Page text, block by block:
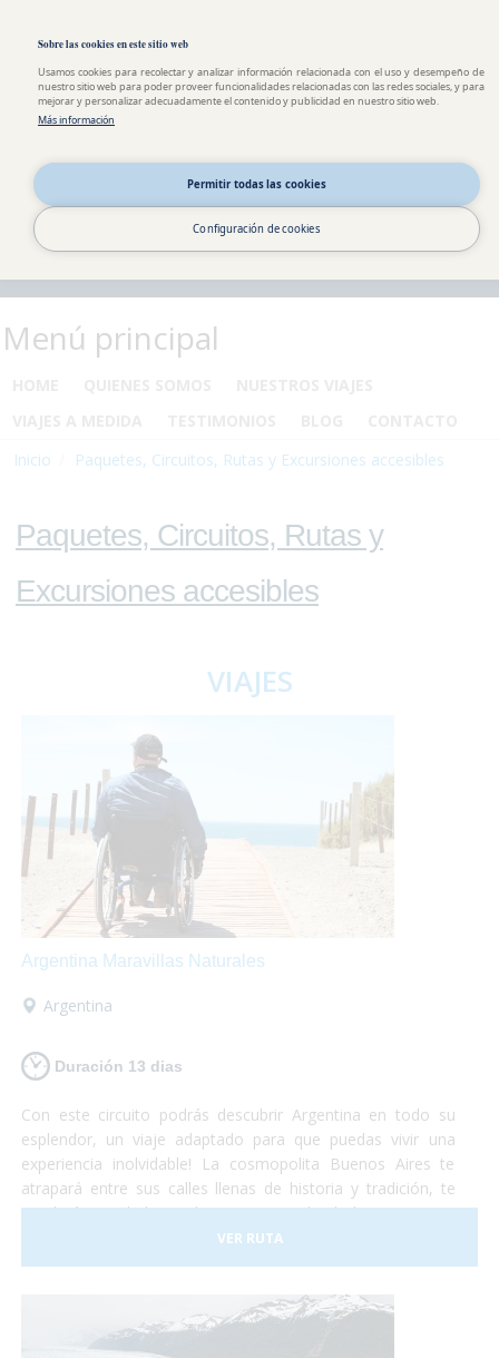
Sobre las cookies en este sitio web
Usamos cookies para recolectar y analizar información relacionada con el uso y desempeño de
nuestro sitio web para poder proveer funcionalidades relacionadas con las redes sociales, y para
mejorar y personalizar adecuadamente el contenido y publicidad en nuestro sitio web.
Más información
Permitir todas las cookies
Configuración de cookies
Menú principal
Inicio
Paquetes, Circuitos, Rutas y Excursiones accesibles
Paquetes, Circuitos, Rutas y
Excursiones accesibles
VIAJES
Argentina Maravillas Naturales
Argentina
Duración 13 dias
Con este circuito podrás descubrir Argentina en todo su
esplendor, un viaje adaptado para que puedas vivir una
experiencia inolvidable! La cosmopolita Buenos Aires te
atrapará entre sus calles llenas de historia y tradición, te
quedarás con la boca abierta contemplando la imponencia
del Glaciar Perito Moreno, te emocionarás al sentir la
presencia de las ballenas a tu alrededor y podrás disfrutar
animas? Turismo accesible con todas las garantías!
VER RUTA